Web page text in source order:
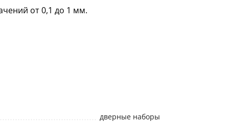
от 0,1 до 1 мм.
дверные наборы